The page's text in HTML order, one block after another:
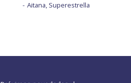
Aitana, Superestrella